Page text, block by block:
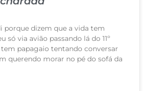
porque dizem que a vida tem
só via avião passando lá do 11º
tem papagaio tentando conversar
querendo morar no pé do sofá da